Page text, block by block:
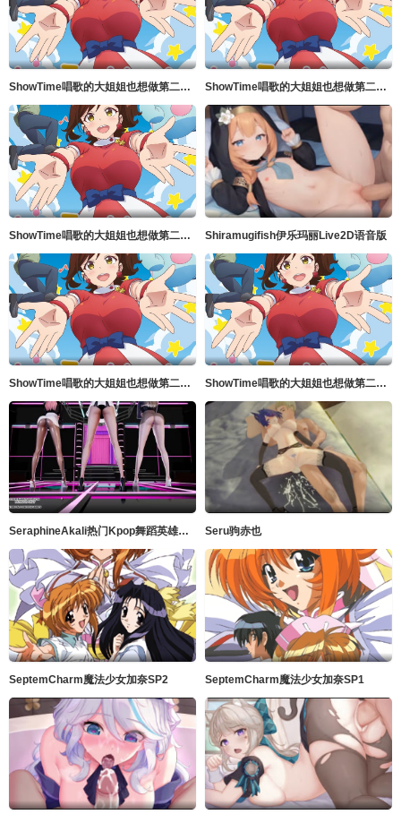
ShowTime唱歌的大姐姐也想做第二季_第04集 ShowTime唱歌的大姐姐也想做第二季_第02集
ShowTime唱歌的大姐姐也想做第二季_第01集 Shiramugifish伊乐玛丽Live2D语音版
ShowTime唱歌的大姐姐也想做第二季_第05集 ShowTime唱歌的大姐姐也想做第二季_第03集
SeraphineAkali热门Kpop舞蹈英雄联盟 Seru驹赤也
SeptemCharm魔法少女加奈SP2 SeptemCharm魔法少女加奈SP1